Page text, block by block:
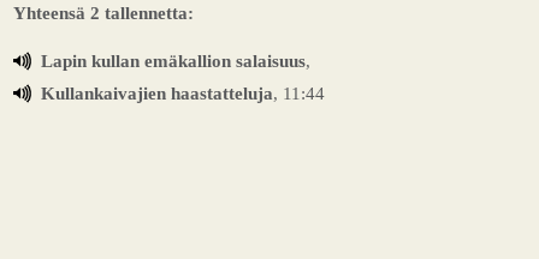
Yhteensä 2 tallennetta:
Lapin kullan emäkallion salaisuus,
Kullankaivajien haastatteluja, 11:44